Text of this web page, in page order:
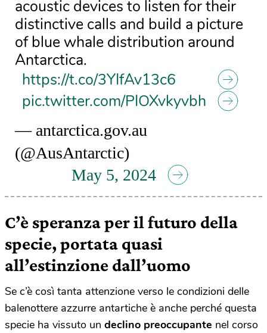
acoustic devices to listen for their
distinctive calls and build a picture
of blue whale distribution around
Antarctica.
https://t.co/3YIfAv13c6
pic.twitter.com/PIOXvkyvbh
— antarctica.gov.au
(@AusAntarctic)
May 5, 2024
C’è speranza per il futuro della
specie, portata quasi
all’estinzione dall’uomo
Se c’è così tanta attenzione verso le condizioni delle
balenottere azzurre antartiche è anche perché questa
specie ha vissuto un declino preoccupante nel corso